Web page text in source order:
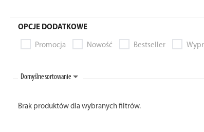
OPCJE DODATKOWE
Promocja Nowość Bestseller
Domyślne sortowanie
Brak produktów dla wybranych filtrów.